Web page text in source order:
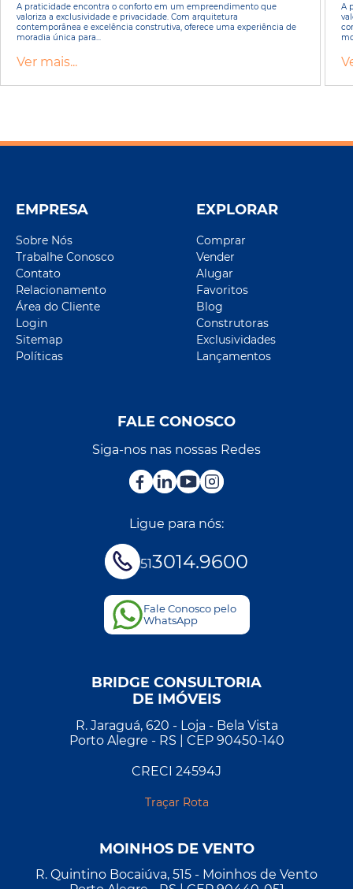
A praticidade encontra o conforto em um empreendimento que
valoriza a exclusividade e privacidade. Com arquitetura
contemporânea e excelência construtiva, oferece uma experiência de
moradia única para...
Ver mais...
A
EMPRESA
Sobre Nós
Trabalhe Conosco
Contato
Relacionamento
Área do Cliente
Login
Sitemap
Políticas
EXPLORAR
Comprar
Vender
Alugar
Favoritos
Blog
Construtoras
Exclusividades
Lançamentos
FALE CONOSCO
Siga-nos nas nossas Redes
Ligue para nós:
513014.9600
Fale Conosco pelo
WhatsApp
BRIDGE CONSULTORIA
DE IMÓVEIS
R. Jaraguá, 620 - Loja - Bela Vista
Porto Alegre - RS | CEP 90450-140
CRECI 24594J
Traçar Rota
MOINHOS DE VENTO
R. Quintino Bocaiúva, 515 - Moinhos de Vento